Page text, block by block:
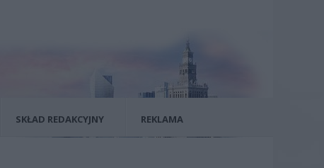
SKŁAD REDAKCYJNY REKLAMA